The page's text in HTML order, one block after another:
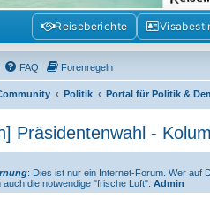
Reiseberichte
FAQ Forenregeln
Politik Portal für Politik &
Präsidentenwahl -
: Dies ist nur ein Internet-Forum. Wer auf
die notwendige "frische Luft". Admin